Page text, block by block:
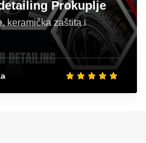
Prokuplje
keramička zaštita i